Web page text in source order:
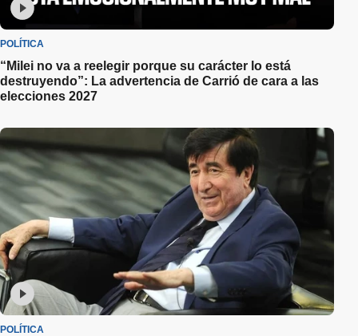
POLÍTICA
“Milei no va a reelegir porque su carácter lo está
destruyendo”: La advertencia de Carrió de cara a las
elecciones 2027
POLÍTICA